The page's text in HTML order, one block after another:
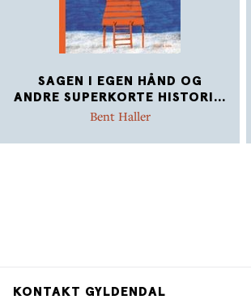
SAGEN I EGEN HÅND OG
ANDRE SUPERKORTE HISTORI ...
Bent Haller
KONTAKT GYLDENDAL